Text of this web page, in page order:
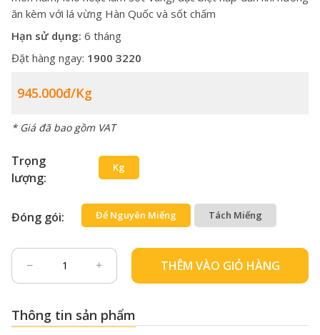
ăn kèm với lá vừng Hàn Quốc và sốt chấm
Hạn sử dụng: 6 tháng
Đặt hàng ngay: 1900 3220
945.000đ/kg
* Giá đã bao gồm VAT
Trọng
lượng:
Kg
Đóng gói: Để Nguyên Miếng Tách Miếng
THÊM VÀO GIỎ HÀNG
Thông tin sản phẩm